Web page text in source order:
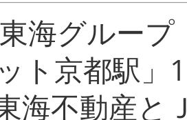
海グルー
ト京都駅」
海不動産と